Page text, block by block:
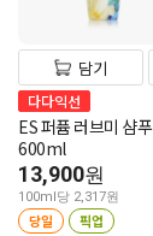
담기
다다익선
ES 퍼퓸 러브미 샴푸
600ml
13,900원
100ml당 2,317원
당일 픽업